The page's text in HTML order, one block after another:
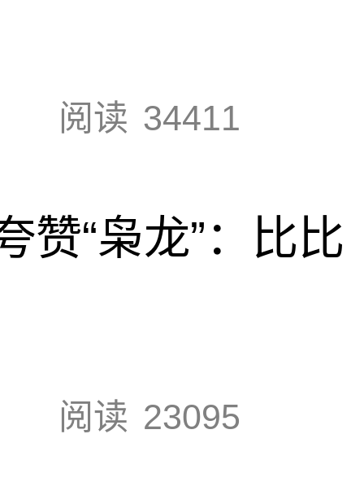
阅读 34411
赞“枭龙”：比比
阅读 23095